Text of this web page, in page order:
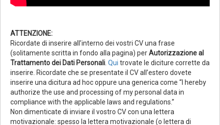
ATTENZIONE:
Ricordate di inserire all’interno dei vostri CV una frase
(solitamente scritta in fondo alla pagina) perAutorizzazione al
Trattamento dei Dati Personali. Qui trovate le diciture corrette da
inserire. Ricordate che se presentate il CV all’estero dovete
inserire una dicitura ad hoc oppure una generica come “I hereby
authorize the use and processing of my personal data in
compliance with the applicable laws and regulations.”
Non dimenticate di inviare il vostro CV con una lettera
motivazionale: spesso la lettera motivazionale (o lettera di